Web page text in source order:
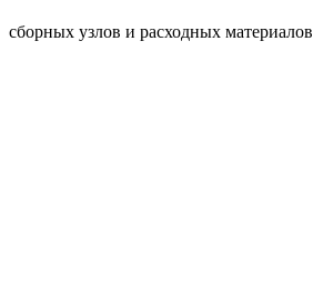
сборных узлов и расходных материалов